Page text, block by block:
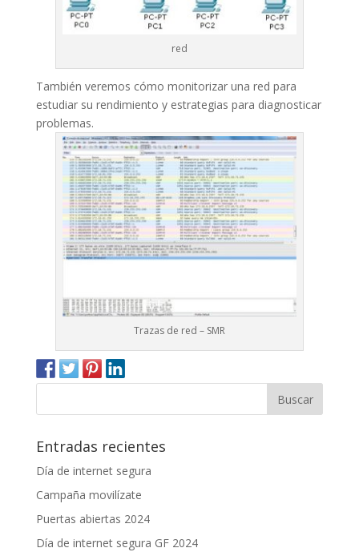
red
También veremos cómo monitorizar una red para
estudiar su rendimiento y estrategias para diagnosticar
problemas.
Trazas de red – SMR
Entradas recientes
Día de internet segura
Campaña movilízate
Puertas abiertas 2024
Día de internet segura GF 2024